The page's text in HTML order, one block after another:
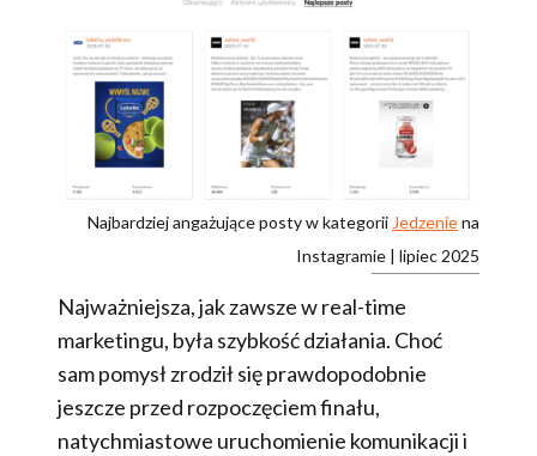
Najbardziej angażujące posty w kategorii Jedzeniena
Instagramie | lipiec 2025
Najważniejsza, jak zawsze w real-time
marketingu, była szybkość działania. Choć
sam pomysł zrodził się prawdopodobnie
jeszcze przed rozpoczęciem finału,
natychmiastowe uruchomienie komunikacji i